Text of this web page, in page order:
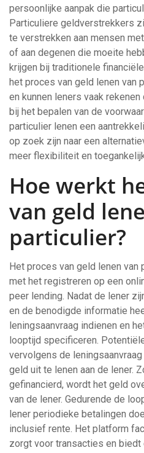
persoonlijke aanpak die
Particuliere geldverstrekkers
te verstrekken aan mensen
of aan degenen die moeite
krijgen bij traditionele
het proces van geld lenen van
en kunnen leners vaak
bij het bepalen van de
particulier lenen een
op zoek zijn naar een
meer flexibiliteit en
Hoe werkt
van geld
particulier?
Het proces van geld lenen
met het registreren op een
peer lending. Nadat de lener
en de benodigde informatie
leningsaanvraag indienen en
looptijd specificeren.
vervolgens de
geld uit te lenen aan de lener.
gefinancierd, wordt het geld
van de lener. Gedurende de
lener periodieke betalingen
inclusief rente. Het platform
zorgt voor transacties en